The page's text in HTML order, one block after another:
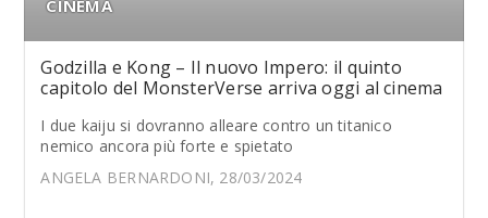
CINEMA
Godzilla e Kong – Il nuovo Impero: il quinto
capitolo del MonsterVerse arriva oggi al cinema
I due kaiju si dovranno alleare contro un titanico
nemico ancora più forte e spietato
ANGELA BERNARDONI, 28/03/2024